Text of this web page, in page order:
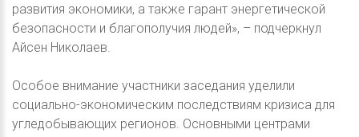
развития экономики, а также гарант энергетической
безопасности и благополучия людей», – подчеркнул
Айсен Николаев.
Особое внимание участники заседания уделили
социально-экономическим последствиям кризиса для
угледобывающих регионов. Основными центрами